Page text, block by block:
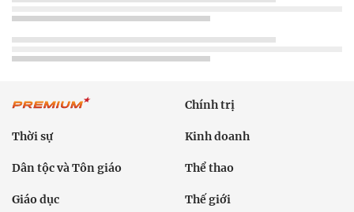
Chính trị
Thời sự Kinh doanh
Dân tộc và Tôn giáo Thể thao
Giáo dục Thế giới